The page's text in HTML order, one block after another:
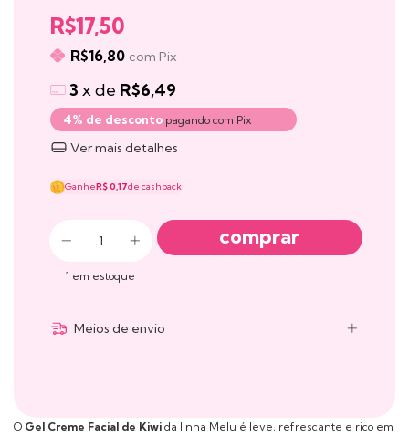
R$17,50
R$16,80 com Pix
3 x de R$6,49
4% de desconto pagando com Pix
Ver mais detalhes
GanheR$ 0,17de cashback
1 em estoque
Meios de envio
O Gel Creme Facial de Kiwi da linha Melu é leve, refrescante e rico em